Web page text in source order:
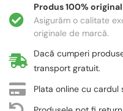
Produs 100%
Asigurăm o calitate
originale de marcă.
Dacă cumperi
transport gratuit.
Plata online cu cardul